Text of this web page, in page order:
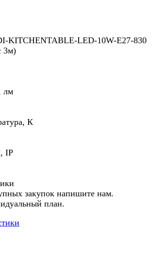
KITCHENTABLE-LED-10W-E27-830
3м)
лм
К
IP
закупок напишите нам.
план.